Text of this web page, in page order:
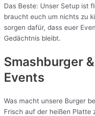
Das Beste: Unser Setup ist
braucht euch um nichts zu
sorgen dafür, dass euer
Gedächtnis bleibt.
Smashburger
Events
Was macht unsere Burger
Frisch auf der heißen Platte